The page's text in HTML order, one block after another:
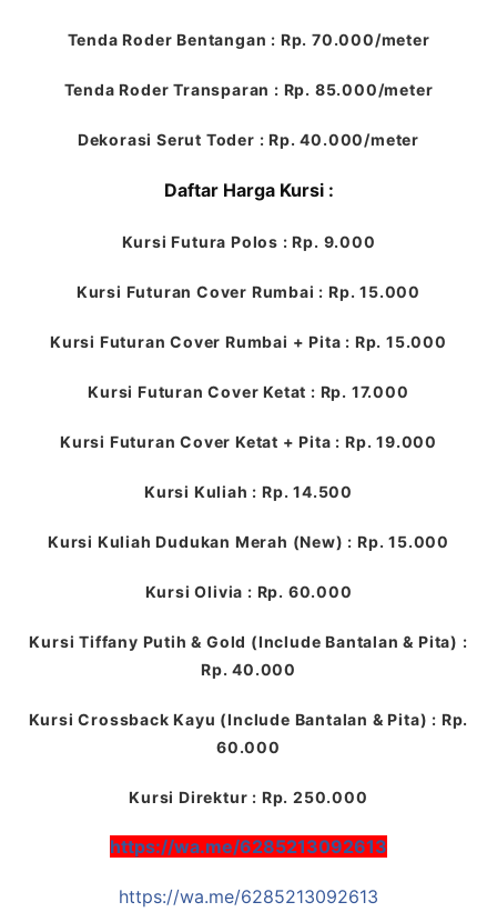
Tenda Roder Bentangan : Rp. 70.000/meter
Tenda Roder Transparan : Rp. 85.000/meter
Dekorasi Serut Toder : Rp. 40.000/meter
Daftar Harga Kursi :
Kursi Futura Polos : Rp. 9.000
Kursi Futuran Cover Rumbai : Rp. 15.000
Kursi Futuran Cover Rumbai + Pita : Rp. 15.000
Kursi Futuran Cover Ketat : Rp. 17.000
Kursi Futuran Cover Ketat + Pita : Rp. 19.000
Kursi Kuliah : Rp. 14.500
Kursi Kuliah Dudukan Merah (New) : Rp. 15.000
Kursi Olivia : Rp. 60.000
Kursi Tiffany Putih & Gold (Include Bantalan & Pita) :
Rp. 40.000
Kursi Crossback Kayu (Include Bantalan & Pita) : Rp.
60.000
Kursi Direktur : Rp. 250.000
https://wa.me/6285213092613
https://wa.me/6285213092613